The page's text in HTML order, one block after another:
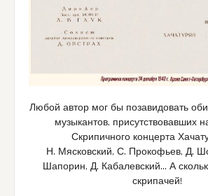
Любой автор мог бы позавидовать
музыкантов, присутствовавших
Скрипичного концерта
Н. Мясковский, С. Прокофьев, Д.
Шапорин, Д. Кабалевский… А
скрипачей!